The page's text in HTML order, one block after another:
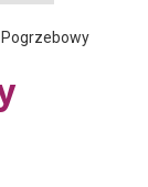
Pogrzebowy